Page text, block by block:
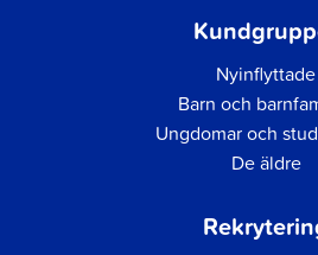
Nyinflyttade
Barn och
Ungdomar och
De äldre